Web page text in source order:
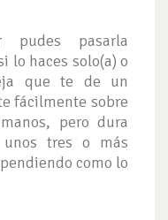
pasarla
lo haces solo(a) o
que te de un
fácilmente sobre
pero dura
tres o más
como lo